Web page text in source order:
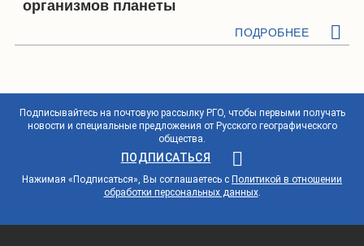
организмов планеты
ПОДРОБНЕЕ
Подписывайтесь на почтовую рассылку РГО, чтобы первыми получать
новости и специальные предложения от Русского географического
общества.
ПОДПИСАТЬСЯ
Нажимая «Подписаться», Вы соглашаетесь с Политикой в отношении
обработки персональных данных.